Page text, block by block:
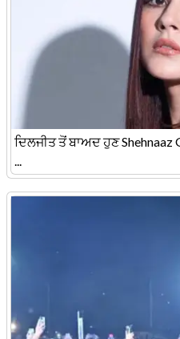
ਦਿਲਜੀਤ ਤੋਂ ਬਾਅਦ ਹੁਣ